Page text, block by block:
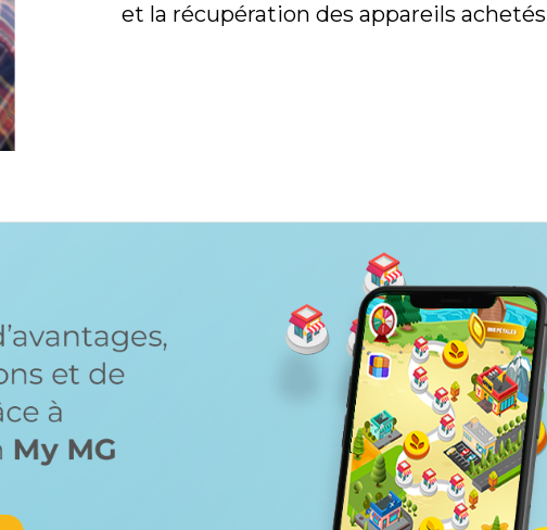
et la récupération des appareils